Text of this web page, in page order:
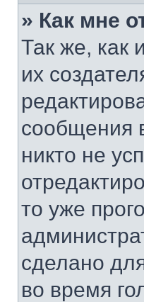
» Как мне
Так же, как
их
сообщения
никто не
то уже
сделано
во время